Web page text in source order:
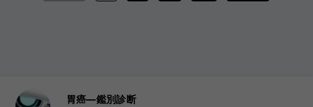
胃癌―鑑別診断